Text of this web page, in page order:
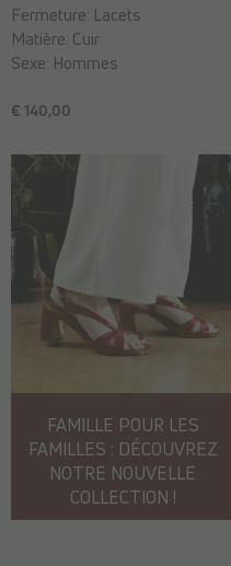
€ 140,00
Fermeture: Lacets
Matière: Cuir
Sexe: Hommes
FAMILLE POUR LES
FAMILLES : DÉCOUVREZ
NOTRE NOUVELLE
COLLECTION !